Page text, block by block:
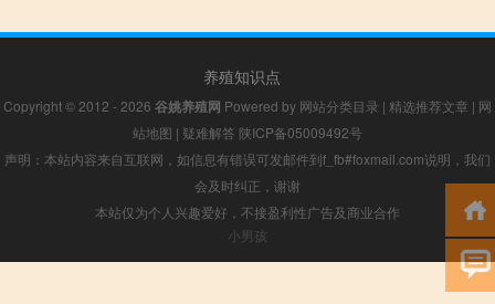
养殖知识点
Copyright © 2012 - 2026 谷姚养殖网 Powered by 网站分类目录 | 精选推荐文章 | 网
站地图 | 疑难解答 陕ICP备05009492号
声明：本站内容来自互联网，如信息有错误可发邮件到f_fb#foxmail.com说明，我们
会及时纠正，谢谢
本站仅为个人兴趣爱好，不接盈利性广告及商业合作
小男孩